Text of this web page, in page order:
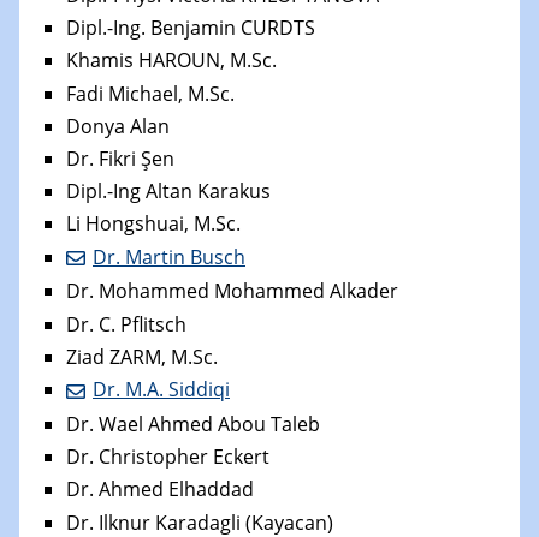
Dipl.-Ing. Benjamin CURDTS
Khamis HAROUN, M.Sc.
Fadi Michael, M.Sc.
Donya Alan
Dr. Fikri Şen
Dipl.-Ing Altan Karakus
Li Hongshuai, M.Sc.
Dr. Martin Busch
Dr. Mohammed Mohammed Alkader
Dr. C. Pflitsch
Ziad ZARM, M.Sc.
Dr. M.A. Siddiqi
Dr. Wael Ahmed Abou Taleb
Dr. Christopher Eckert
Dr. Ahmed Elhaddad
Dr. Ilknur Karadagli (Kayacan)